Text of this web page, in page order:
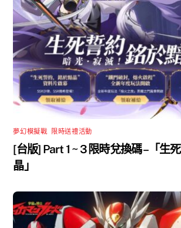
夢幻模擬戰 限時送禮活動
[台版] Part 1 ~ 3 限時兌換碼 –「生
晶」